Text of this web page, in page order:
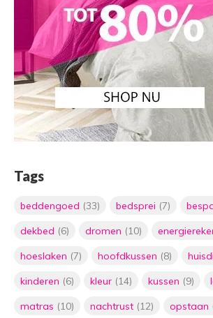
Tags
beddengoed (33) bedsprei (7)
dekbed (6) dromen (10)
hoeslaken (7) hoofdkussen (8)
kinderen (6) kleur (14) kussen (9)
matras (10) nachtrust (12) opstaan